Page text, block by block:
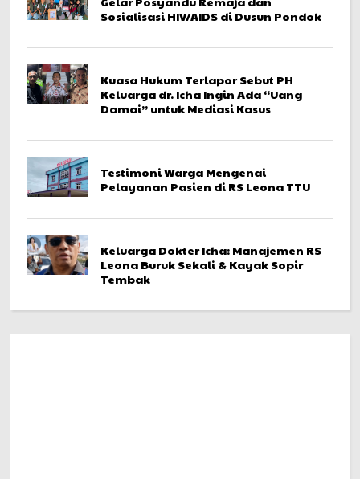
Sosialisasi HIV/AIDS di Dusun Pondok
Kuasa Hukum Terlapor Sebut PH
Keluarga dr. Icha Ingin Ada “Uang
Damai” untuk Mediasi Kasus
Testimoni Warga Mengenai
Pelayanan Pasien di RS Leona TTU
Keluarga Dokter Icha: Manajemen RS
Leona Buruk Sekali & Kayak Sopir
Tembak